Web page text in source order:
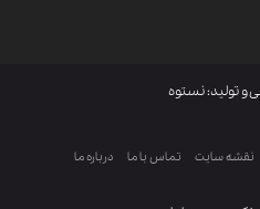
و تولید: نستوه
نقشه سایت تماس با ما درباره ما